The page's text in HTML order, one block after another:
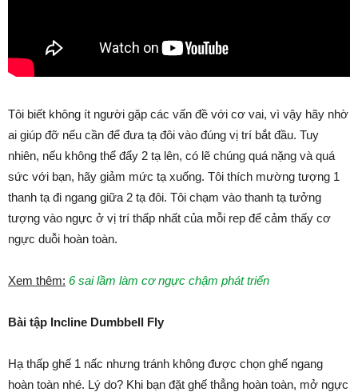
Tôi biết không ít người gặp các vấn đề với cơ vai, vì vậy hãy nhờ
ai giúp đỡ nếu cần để đưa tạ đôi vào đúng vị trí bắt đầu. Tuy
nhiên, nếu không thể đẩy 2 tạ lên, có lẽ chúng quá nặng và quá
sức với bạn, hãy giảm mức tạ xuống. Tôi thích mường tượng 1
thanh tạ đi ngang giữa 2 tạ đôi. Tôi chạm vào thanh tạ tưởng
tượng vào ngực ở vị trí thấp nhất của mỗi rep để cảm thấy cơ
ngực duỗi hoàn toàn.
Xem thêm: 6 sai lầm làm cơ ngực chậm phát triển
Bài tập Incline Dumbbell Fly
Hạ thấp ghế 1 nấc nhưng tránh không được chọn ghế ngang
hoàn toàn nhé. Lý do? Khi bạn đặt ghế thẳng hoàn toàn, mở ngực